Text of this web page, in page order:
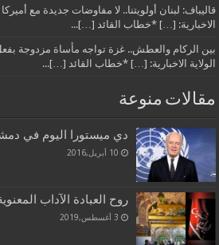
قاليباف: لبنان أولويتنا.. لا مفاوضات جديدة مع أميركا
الاخبارية: […] *خطاب القائد […]...
بين الركام والعطش.. غزة تواجه مأساة مزدوجة بفعل
الولاية الاخبارية: […] *خطاب القائد […]...
مقالات منوعة
دي ميستورا اليوم في
10 أبريل,2016
روح العبادة الآداب
3 أغسطس,2019